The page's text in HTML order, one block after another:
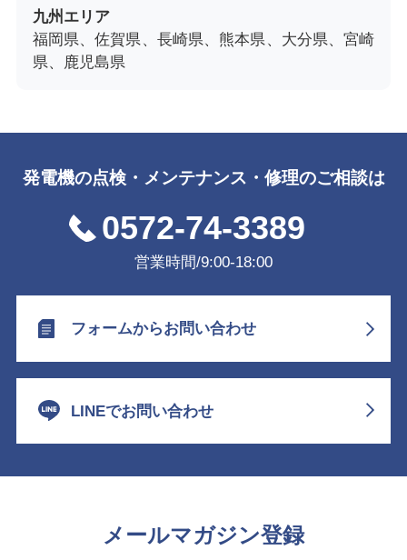
九州エリア
福岡県、佐賀県、長崎県、熊本県、大分県、宮崎
県、鹿児島県
発電機の点検・メンテナンス・修理のご相談は
0572-74-3389
営業時間/9:00-18:00
フォームからお問い合わせ
LINEでお問い合わせ
メールマガジン登録